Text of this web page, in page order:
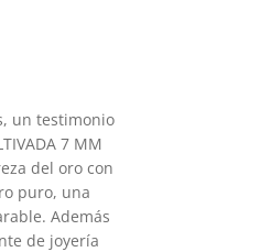
un testimonio
7 MM
del oro con
puro, una
Además
de joyería